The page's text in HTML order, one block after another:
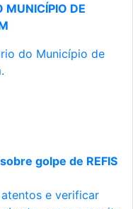
MUNICÍPIO DE
do Município de
golpe de REFIS
e verificar